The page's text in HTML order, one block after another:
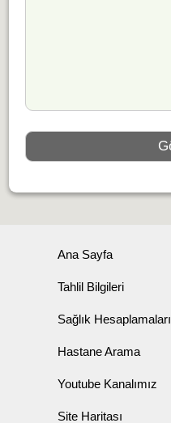
Ana Sayfa
Tahlil Bilgileri
Sağlık Hesaplamaları
Hastane Arama
Youtube Kanalımız
Site Haritası